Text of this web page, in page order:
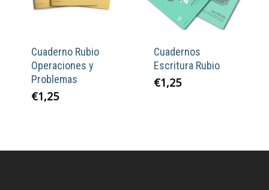
Cuaderno Rubio
Operaciones y
Problemas
€1,25
Cuadernos
Escritura Rubio
€1,25